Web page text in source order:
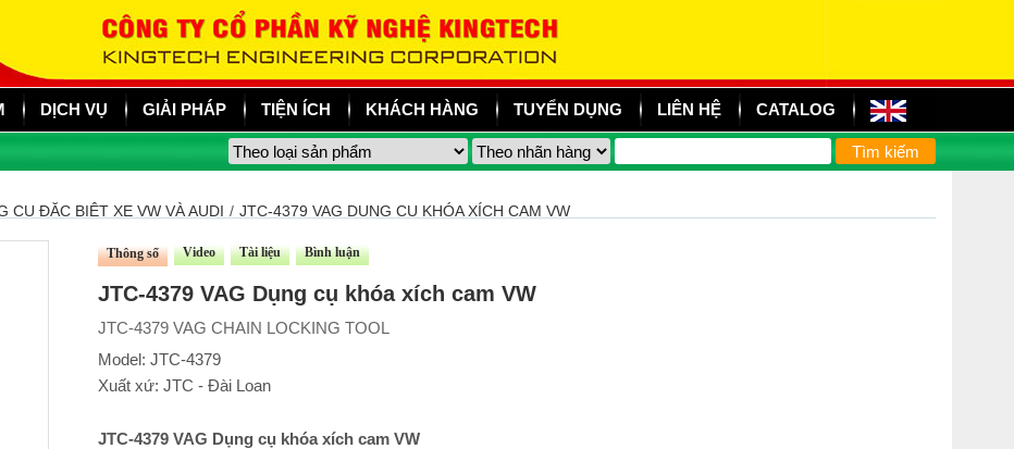
DỊCH VỤ GIẢI PHÁP TIỆN ÍCH KHÁCH HÀNG TUYỂN DỤNG LIÊN HỆ CATALOG
CỤ ĐẶC BIỆT XE VW VÀ AUDI / JTC-4379 VAG DỤNG CỤ KHÓA XÍCH CAM VW
Thông số Video Tài liệu Bình luận
JTC-4379 VAG Dụng cụ khóa xích cam VW
JTC-4379 VAG CHAIN LOCKING TOOL
Model: JTC-4379
Xuất xứ: JTC - Đài Loan
JTC-4379 VAG Dụng cụ khóa xích cam VW